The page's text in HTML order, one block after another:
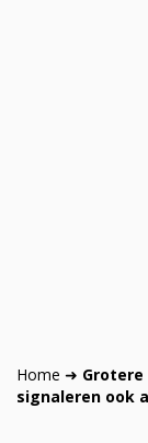
Home ➜ Grotere
signaleren ook